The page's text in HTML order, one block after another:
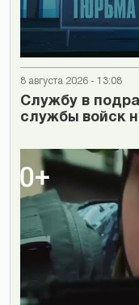
8 августа 2026 - 13:08
Cлужбу в
службы войск